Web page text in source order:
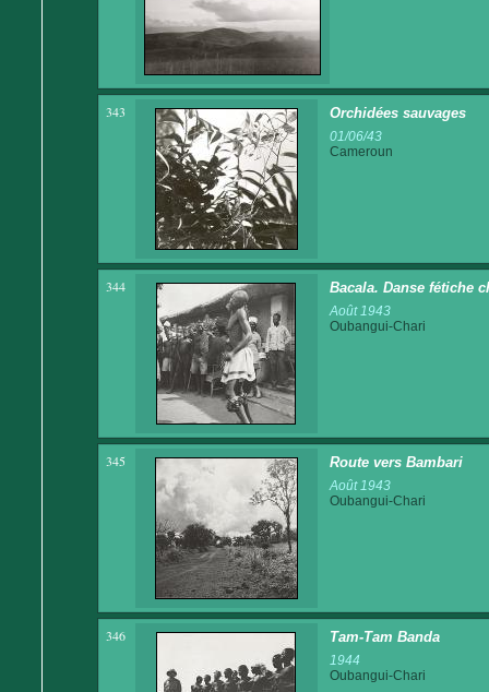
343 Orchidées sauvages
01/06/43
Cameroun
344 Bacala. Danse fétiche
Août 1943
Oubangui-Chari
345 Route vers Bambari
Août 1943
Oubangui-Chari
346 Tam-Tam Banda
1944
Oubangui-Chari